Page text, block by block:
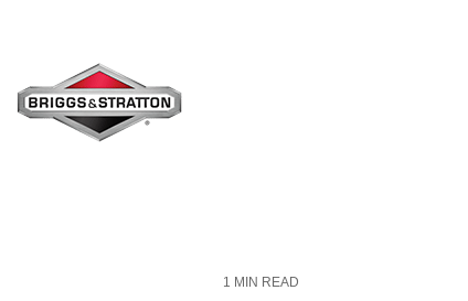
content.
1 MIN READ